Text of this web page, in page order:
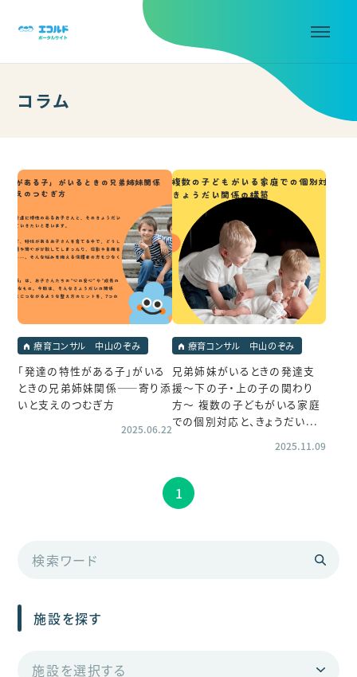
コラム
療育コンサル 中山のぞみ
「発達の特性がある子」がいる
ときの兄弟姉妹関係――寄り添
いと支えのつむぎ方
2025.06.22
療育コンサル 中山のぞみ
兄弟姉妹がいるときの発達支
援〜下の子・上の子の関わり
方〜 複数の子どもがいる家庭
での個別対応と、きょうだい...
2025.11.09
1
施設を探す